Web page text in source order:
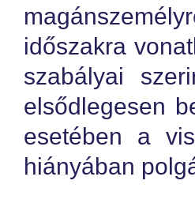
időszakra
szabályai
elsődlegesen
esetében a
hiányában